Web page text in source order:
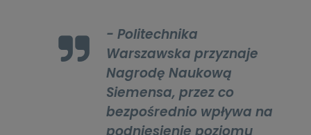
- Politechnika
Warszawska przyznaje
Nagrodę Naukową
Siemensa, przez co
bezpośrednio wpływa na
podniesienie poziomu